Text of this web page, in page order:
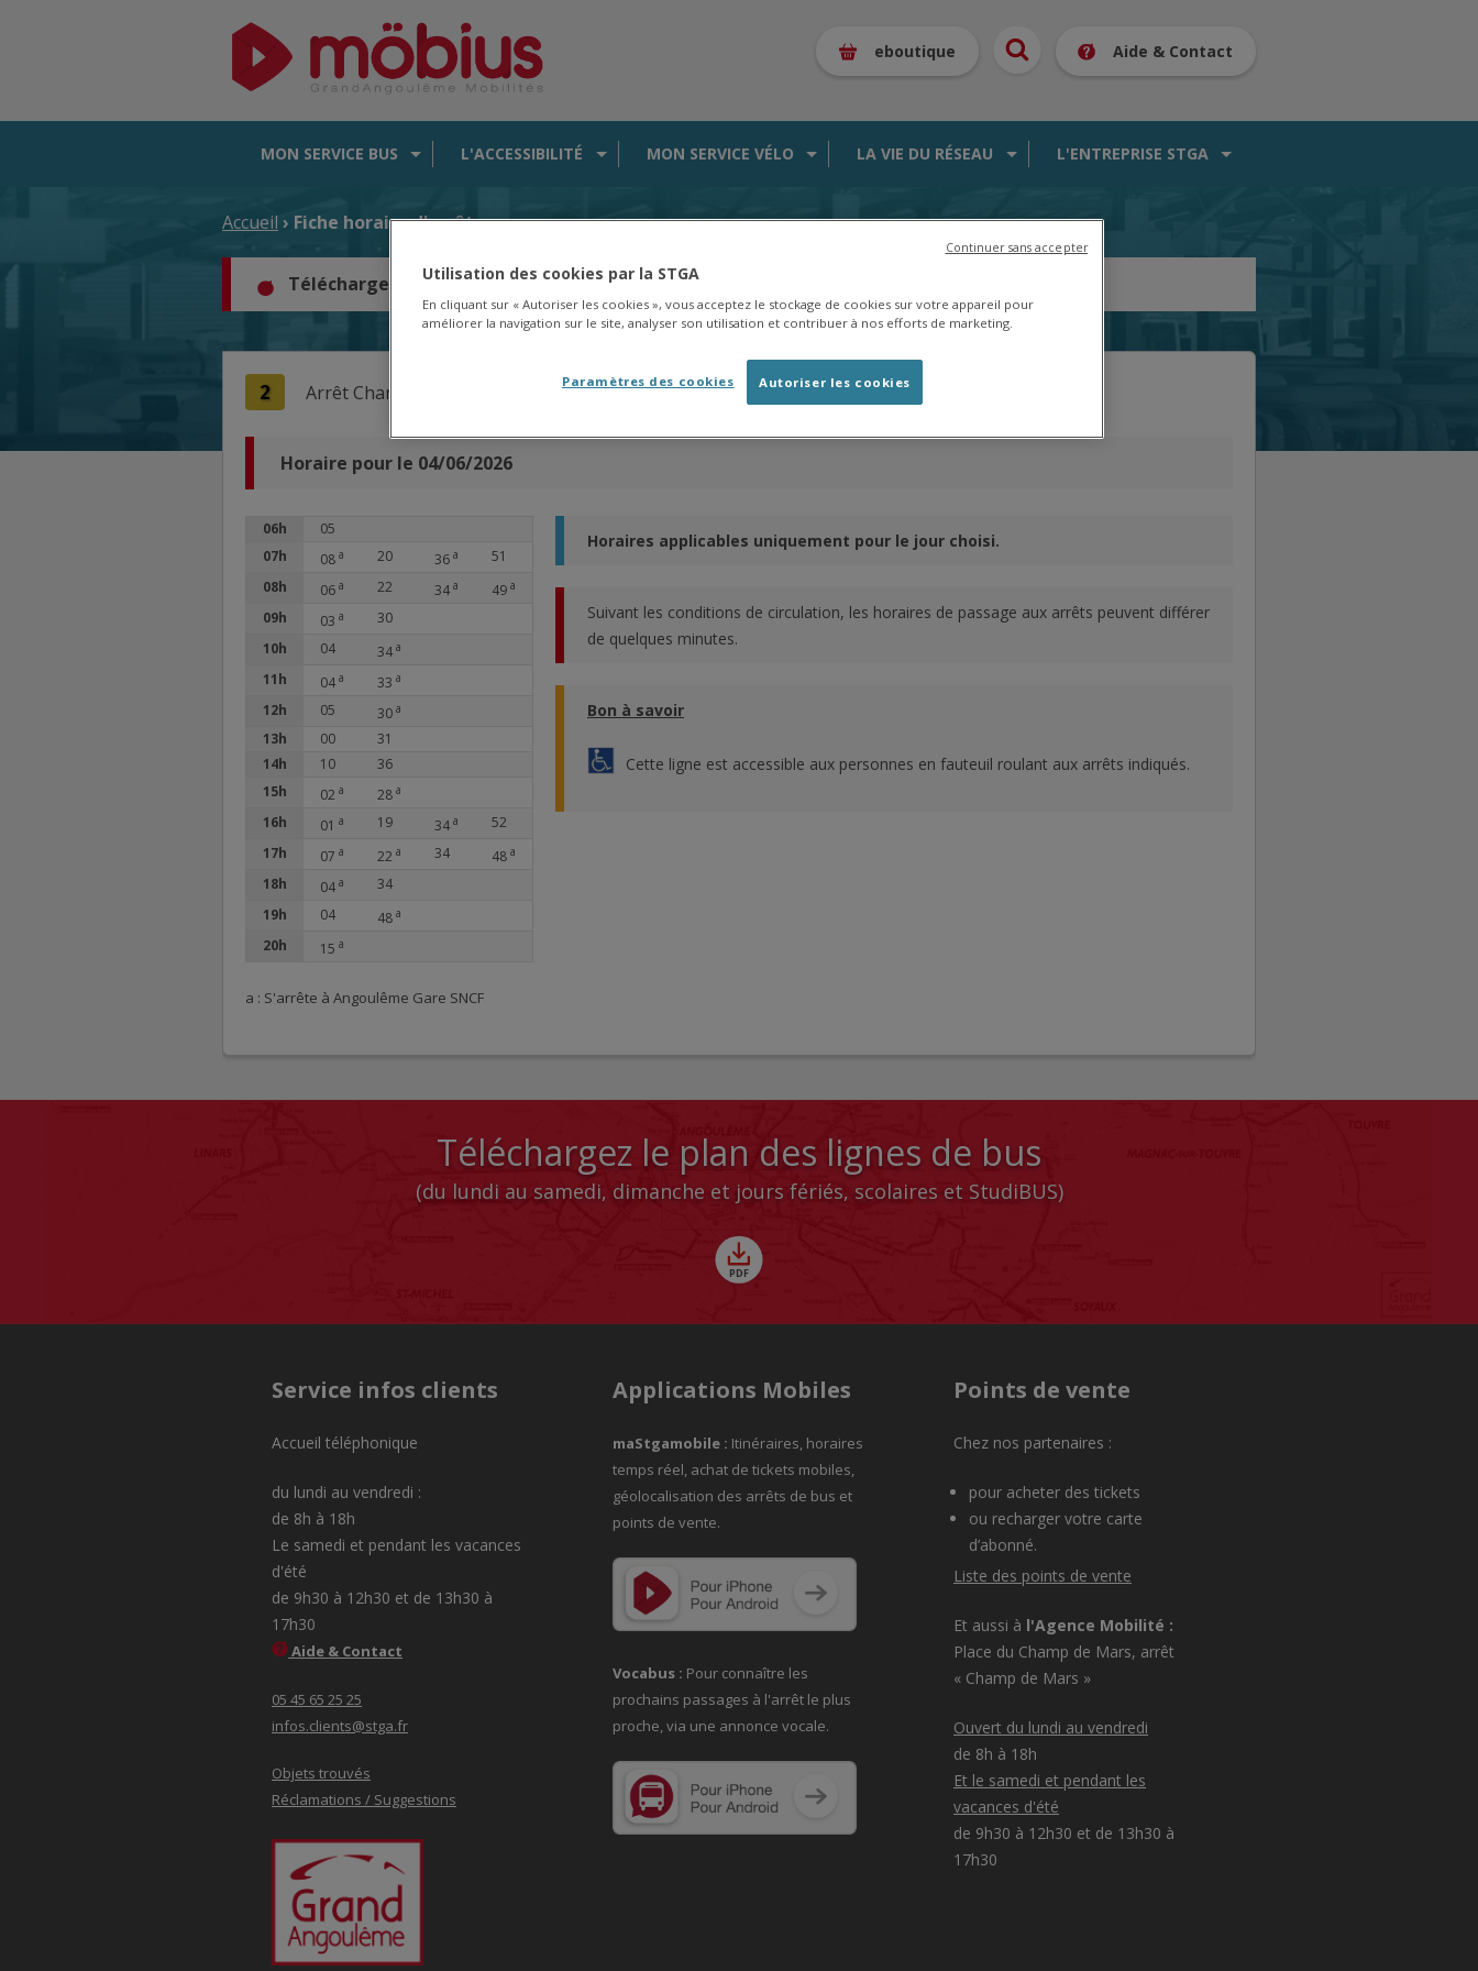
eboutique Aide & Contact
MON SERVICE BUS L'ACCESSIBILITÉ MON SERVICE VÉLO LA VIE DU RÉSEAU L'ENTREPRISE STGA
Accueil › Fiche horaire d'arrêt
Téléchargez les horaires de la saison 2025/2026 en
2 Arrêt Chantefleurs | La Couronne Gallands
Horaire pour le 04/06/2026
06h
05
07h
08 a 20 36 a
51
08h
06 a 22 34 a 49 a
09h 03 a
30
10h
04 34 a
11h 04 a 33 a
12h 05 30 a
13h 00
31
14h
10
36
15h
02 a 28 a
16h 01 a 19 34 a
52
17h
07 a 22 a 34 48 a
18h 04 a
34
19h
04 48 a
20h 15 a
a : S'arrête à Angoulême Gare SNCF
Horaires applicables uniquement pour le jour choisi.
Suivant les conditions de circulation, les horaires de passage aux arrêts peuvent différer
de quelques minutes.
Bon à savoir
Cette ligne est accessible aux personnes en fauteuil roulant aux arrêts indiqués.
Téléchargez le plan des lignes de bus
(du lundi au samedi, dimanche et jours fériés, scolaires et StudiBUS)
Service infos clients
Accueil téléphonique
du lundi au vendredi :
de 8h à 18h
Le samedi et pendant les vacances
d'été
de 9h30 à 12h30 et de 13h30 à
17h30
Aide & Contact
05 45 65 25 25
infos.clients@stga.fr
Objets trouvés
Réclamations / Suggestions
Applications Mobiles
maStgamobile : Itinéraires, horaires
temps réel, achat de tickets mobiles,
géolocalisation des arrêts de bus et
points de vente.
Vocabus : Pour connaître les
prochains passages à l'arrêt le plus
proche, via une annonce vocale.
Points de vente
Chez nos partenaires :
pour acheter des tickets
ou recharger votre carte
d’abonné.
Liste des points de vente
Et aussi à l'Agence Mobilité :
Place du Champ de Mars, arrêt
« Champ de Mars »
Ouvert du lundi au vendredi
de 8h à 18h
Et le samedi et pendant les
vacances d'été
de 9h30 à 12h30 et de 13h30 à
17h30
Utilisation des cookies par la STGA
En cliquant sur « Autoriser les cookies », vous acceptez le stockage de cookies sur votre appareil pour
améliorer la navigation sur le site, analyser son utilisation et contribuer à nos efforts de marketing.
Autoriser les cookies
Paramètres des cookies
Continuer sans accepter